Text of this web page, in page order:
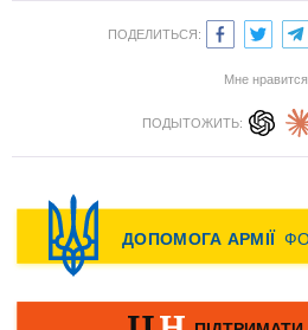
ПОДЕЛИТЬСЯ:
Мне нравится
ПОДЫТОЖИТЬ: